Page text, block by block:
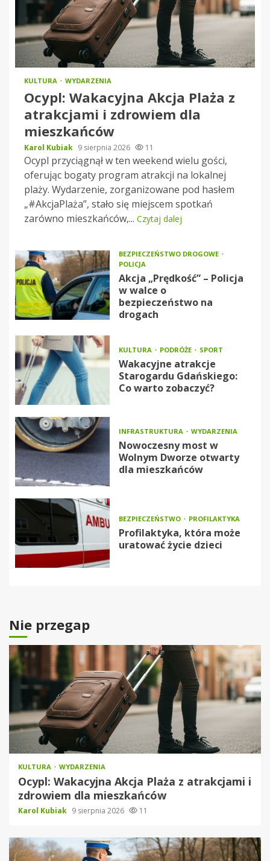
KULTURA WYDARZENIA
Ocypl: Wakacyjna Akcja Plaża z
atrakcjami i zdrowiem dla
mieszkańców
Karol Kubiak 9 sierpnia 2026 11
Ocypl przyciągnął w ten weekend wielu gości,
oferując bogaty program atrakcji na lokalnej
plaży. Wydarzenie, zorganizowane pod hasłem
„#AkcjaPlaża”, stało się miejscem spotkań
zarówno mieszkańców,... Czytaj dalej
BEZPIECZEŃSTWO DROGOWE
POLICJA
Akcja „Prędkość” – Policja
w walce o
bezpieczeństwo na
drogach
KULTURA PODRÓŻE SPORT
Wakacyjne atrakcje
Starogardu Gdańskiego:
Co warto zobaczyć?
INFRASTRUKTURA WYDARZENIA
Nowoczesny most w
Wolnym Dworze otwarty
dla mieszkańców
BEZPIECZEŃSTWO PROFILAKTYKA
Profilaktyka, która może
uratować życie dzieci
Nie przegap
KULTURA WYDARZENIA
Ocypl: Wakacyjna Akcja Plaża z atrakcjami i
zdrowiem dla mieszkańców
Karol Kubiak 9 sierpnia 2026 11